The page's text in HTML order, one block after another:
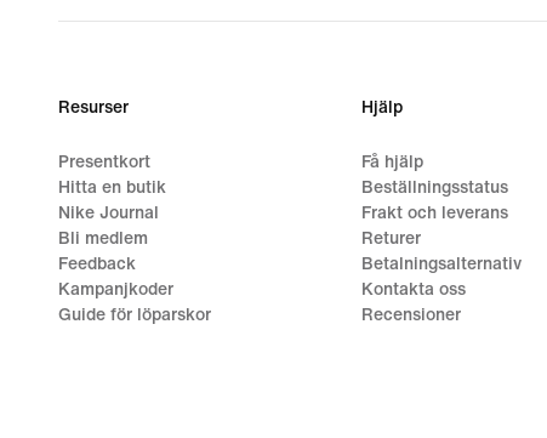
Resurser
Presentkort
Hitta en butik
Nike Journal
Bli medlem
Feedback
Kampanjkoder
Guide för löparskor
Hjälp
Få hjälp
Beställningsstatus
Frakt och leverans
Returer
Betalningsalternativ
Kontakta oss
Recensioner